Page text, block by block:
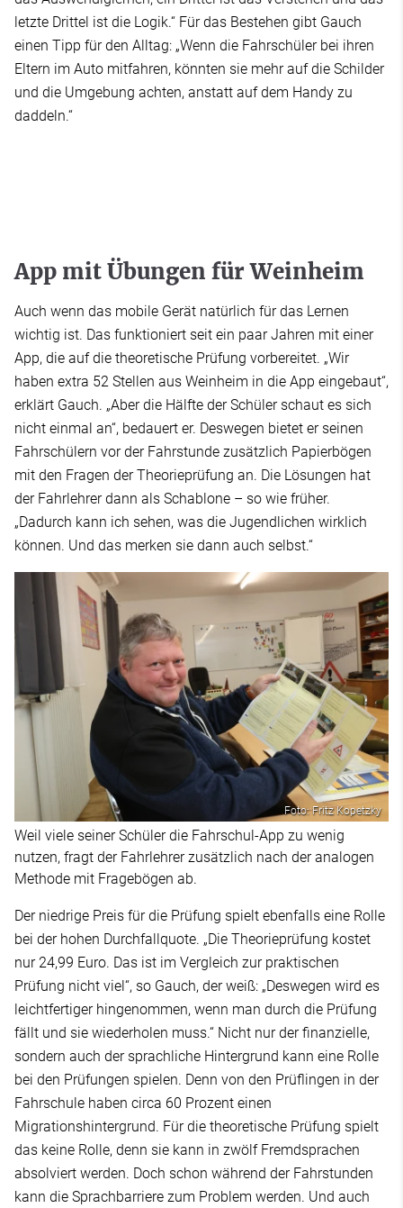
letzte Drittel ist die Logik.“ Für das Bestehen gibt Gauch
einen Tipp für den Alltag: „Wenn die Fahrschüler bei ihren
Eltern im Auto mitfahren, könnten sie mehr auf die Schilder
und die Umgebung achten, anstatt auf dem Handy zu
daddeln.“
App mit Übungen für Weinheim
Auch wenn das mobile Gerät natürlich für das Lernen
wichtig ist. Das funktioniert seit ein paar Jahren mit einer
App, die auf die theoretische Prüfung vorbereitet. „Wir
haben extra 52 Stellen aus Weinheim in die App eingebaut“,
erklärt Gauch. „Aber die Hälfte der Schüler schaut es sich
nicht einmal an“, bedauert er. Deswegen bietet er seinen
Fahrschülern vor der Fahrstunde zusätzlich Papierbögen
mit den Fragen der Theorieprüfung an. Die Lösungen hat
der Fahrlehrer dann als Schablone – so wie früher.
„Dadurch kann ich sehen, was die Jugendlichen wirklich
können. Und das merken sie dann auch selbst.“
Foto: Fritz Kopetzky
Weil viele seiner Schüler die Fahrschul-App zu wenig
nutzen, fragt der Fahrlehrer zusätzlich nach der analogen
Methode mit Fragebögen ab.
Der niedrige Preis für die Prüfung spielt ebenfalls eine Rolle
bei der hohen Durchfallquote. „Die Theorieprüfung kostet
nur 24,99 Euro. Das ist im Vergleich zur praktischen
Prüfung nicht viel“, so Gauch, der weiß: „Deswegen wird es
leichtfertiger hingenommen, wenn man durch die Prüfung
fällt und sie wiederholen muss.“ Nicht nur der finanzielle,
sondern auch der sprachliche Hintergrund kann eine Rolle
bei den Prüfungen spielen. Denn von den Prüflingen in der
Fahrschule haben circa 60 Prozent einen
Migrationshintergrund. Für die theoretische Prüfung spielt
das keine Rolle, denn sie kann in zwölf Fremdsprachen
absolviert werden. Doch schon während der Fahrstunden
kann die Sprachbarriere zum Problem werden. Und auch